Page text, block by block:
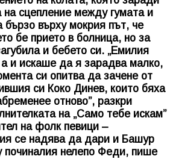
сцепление между гумата и
бързо върху мокрия път, че
бе прието в болница, но за
и бебето си. „Емилия
и искаше да я зарадва малко,
си опитва да зачене от
си Коко Динев, които бяха
отново”, разкри
на „Само тебе искам”
на фолк певици –
се надява да дари и Башур
починалия нелепо Феди, пише